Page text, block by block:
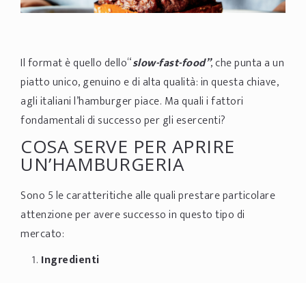
Il format è quello dello“slow-fast-food”, che punta a un
piatto unico, genuino e di alta qualità: in questa chiave,
agli italiani l’hamburger piace. Ma quali i fattori
fondamentali di successo per gli esercenti?
COSA SERVE PER APRIRE
UN’HAMBURGERIA
Sono 5 le caratteritiche alle quali prestare particolare
attenzione per avere successo in questo tipo di
mercato:
Ingredienti